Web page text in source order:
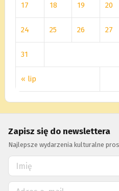
« lip
17 18 19 20
24 25 26 27
31
Zapisz się do newslettera
Najlepsze wydarzenia kulturalne